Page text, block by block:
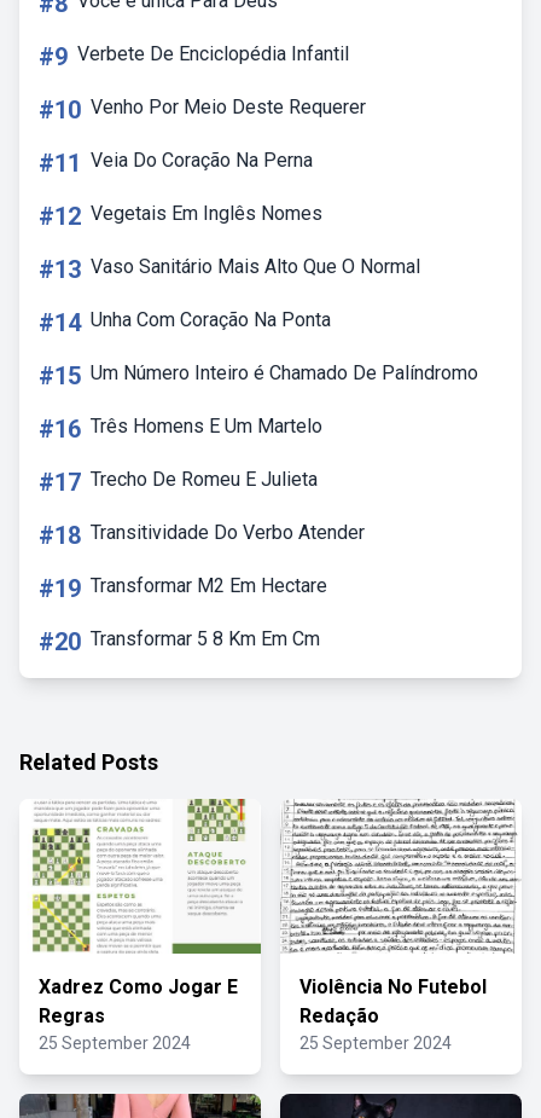
#9 Verbete De Enciclopédia Infantil
#10 Venho Por Meio Deste Requerer
#11 Veia Do Coração Na Perna
#12 Vegetais Em Inglês Nomes
#13 Vaso Sanitário Mais Alto Que O Normal
#14 Unha Com Coração Na Ponta
#15 Um Número Inteiro é Chamado De Palíndromo
#16 Três Homens E Um Martelo
#17 Trecho De Romeu E Julieta
#18 Transitividade Do Verbo Atender
#19 Transformar M2 Em Hectare
#20 Transformar 5 8 Km Em Cm
Related Posts
Xadrez Como Jogar E
Regras
25 September 2024
Violência No Futebol
Redação
25 September 2024